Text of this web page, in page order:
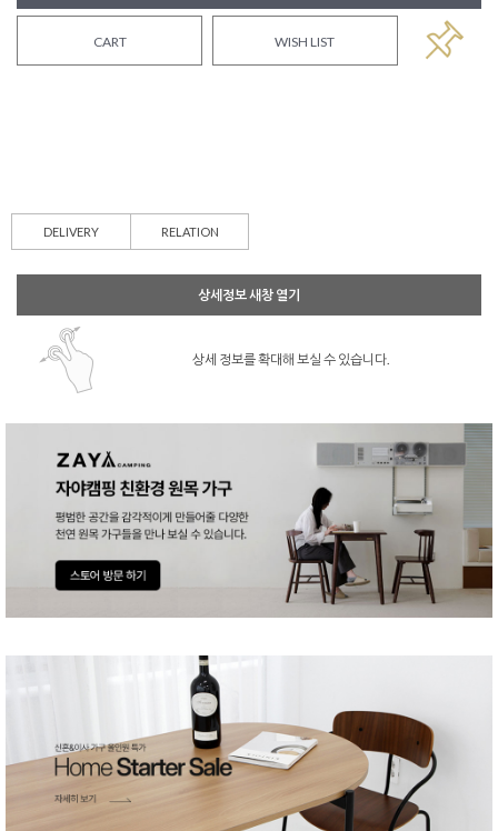
CART WISH LIST
DELIVERY RELATION
상세정보 새창 열기
상세 정보를 확대해 보실 수 있습니다.